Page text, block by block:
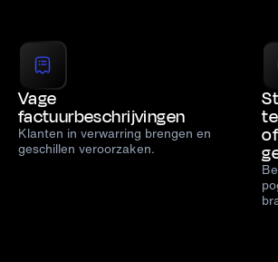
Vage
factuurbeschrijvingen
Klanten in verwarring brengen en
geschillen veroorzaken.
of